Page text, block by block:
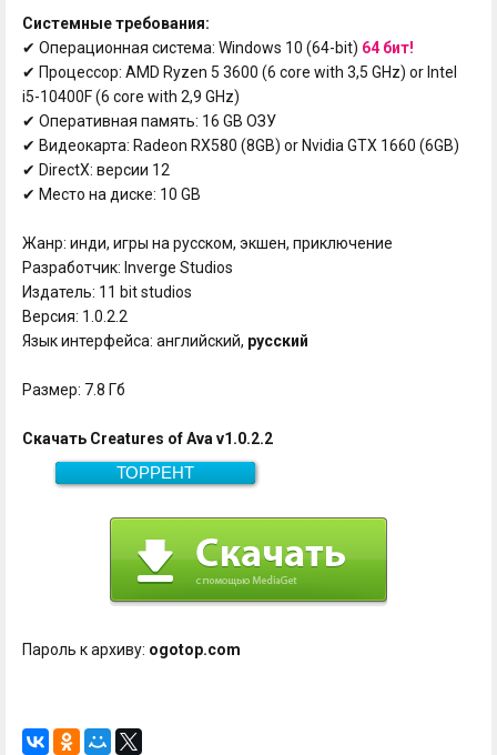
Системные требования:
✔ Операционная система: Windows 10 (64-bit) 64 бит!
✔ Процессор: AMD Ryzen 5 3600 (6 core with 3,5 GHz) or Intel
i5-10400F (6 core with 2,9 GHz)
✔ Оперативная память: 16 GB ОЗУ
✔ Видеокарта: Radeon RX580 (8GB) or Nvidia GTX 1660 (6GB)
✔ DirectX: версии 12
✔ Место на диске: 10 GB
Жанр: инди, игры на русском, экшен, приключение
Разработчик: Inverge Studios
Издатель: 11 bit studios
Версия: 1.0.2.2
Язык интерфейса: английский, русский
Размер: 7.8 Гб
Скачать Creatures of Ava v1.0.2.2
ТОРРЕНТ
7.8 Гб
Скачать
Пароль к архиву: ogotop.com